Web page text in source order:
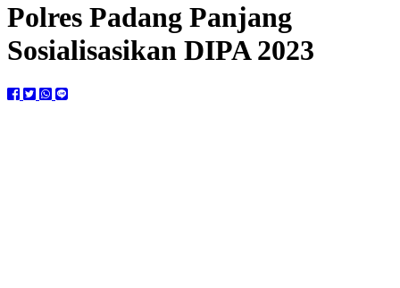
Polres Padang Panjang
Sosialisasikan DIPA 2023